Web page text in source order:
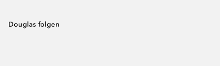
Douglas folgen